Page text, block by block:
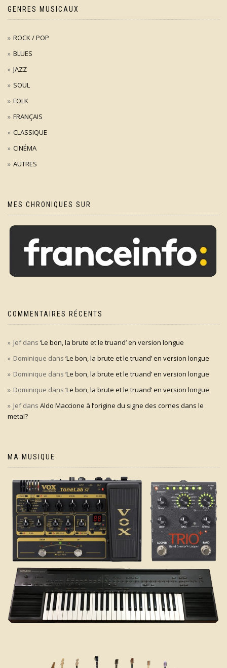
GENRES MUSICAUX
ROCK / POP
BLUES
JAZZ
SOUL
FOLK
FRANÇAIS
CLASSIQUE
CINÉMA
AUTRES
MES CHRONIQUES SUR
COMMENTAIRES RÉCENTS
Jefdans ‘Le bon, la brute et le truand’ en version longue
Dominique dans ‘Le bon, la brute et le truand’ en version longue
Dominique dans ‘Le bon, la brute et le truand’ en version longue
Dominique dans ‘Le bon, la brute et le truand’ en version longue
Jefdans Aldo Maccione à l’origine du signe des cornes dans le
metal?
MA MUSIQUE